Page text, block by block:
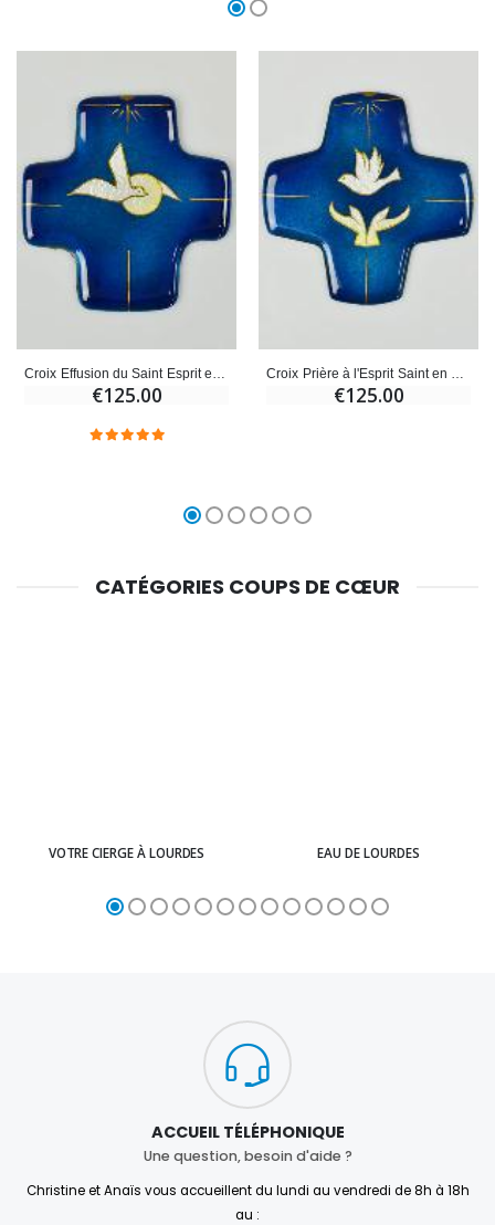
€125.00 €125.00
CATÉGORIES COUPS DE CŒUR
VOTRE CIERGE À LOURDES EAU DE LOURDES
ACCUEIL TÉLÉPHONIQUE
Une question, besoin d'aide ?
Christine et Anaïs vous accueillent du lundi au vendredi de 8h à 18h
au :